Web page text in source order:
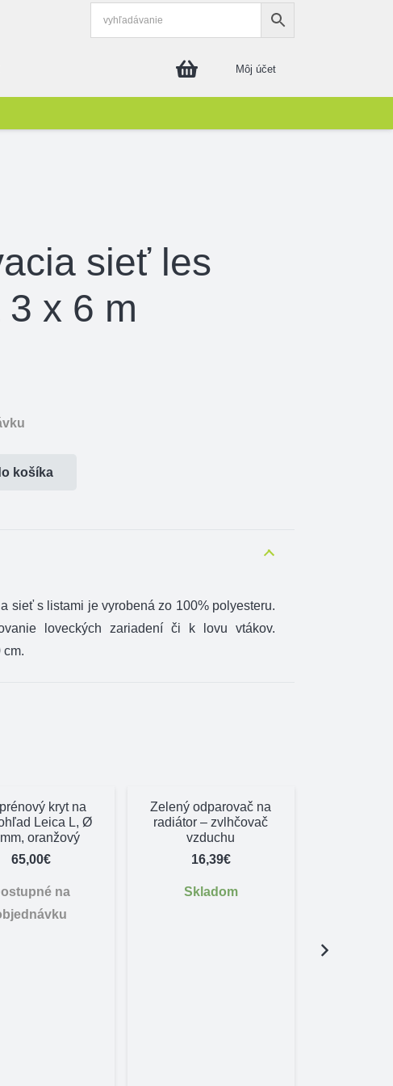
Môj účet
sieť les
x 6 m
košíka
sieť s listami je vyrobená zo 100% polyesteru.
loveckých zariadení či k lovu
vtákov.
cm.
kryt na
Leica L, Ø
oranžový
65,00€
na
Zelený odparovač na
radiátor – zvlhčovač
vzduchu
16,39€
Skladom